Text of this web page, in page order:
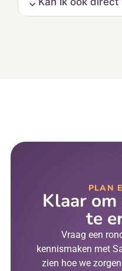
PLAN
Klaar
te
Vraag een
kennismaken met
zien hoe we